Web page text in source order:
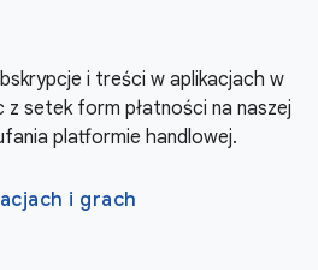
i treści w aplikacjach w
z setek form płatności na naszej
platformie handlowej.
i grach